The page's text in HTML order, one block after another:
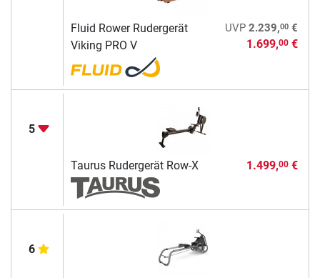
Fluid Rower Rudergerät
Viking PRO V
UVP 2.239,00€
1.699,00€
5
Taurus Rudergerät Row-X 1.499,00€
6